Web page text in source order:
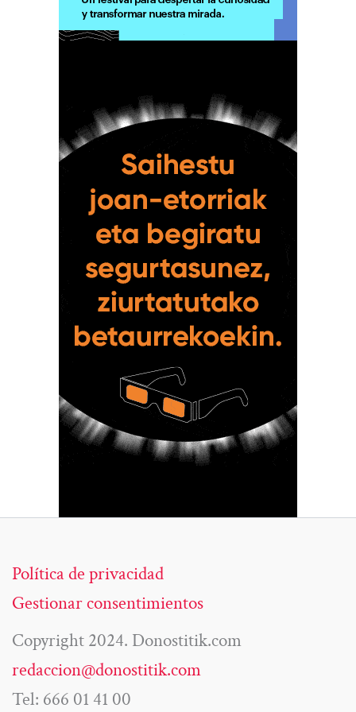
Política de privacidad
Gestionar consentimientos
Copyright 2024. Donostitik.com
redaccion@donostitik.com
Tel: 666 01 41 00